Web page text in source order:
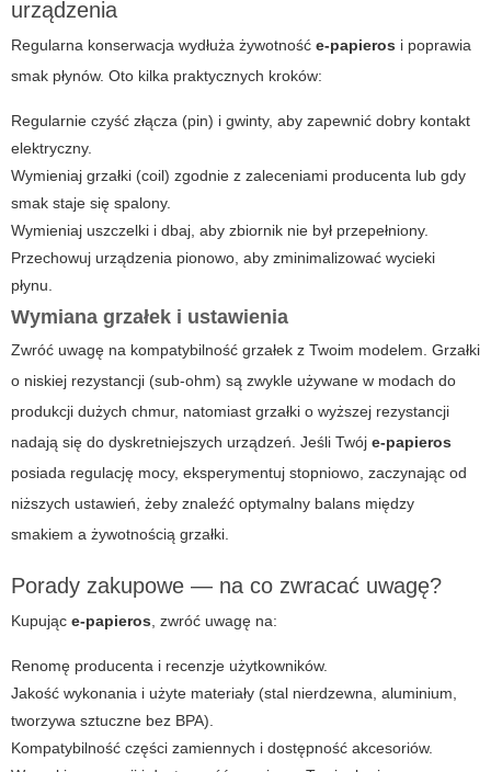
urządzenia
Regularna konserwacja wydłuża żywotność e-papieros i poprawia
smak płynów. Oto kilka praktycznych kroków:
Regularnie czyść złącza (pin) i gwinty, aby zapewnić dobry kontakt
elektryczny.
Wymieniaj grzałki (coil) zgodnie z zaleceniami producenta lub gdy
smak staje się spalony.
Wymieniaj uszczelki i dbaj, aby zbiornik nie był przepełniony.
Przechowuj urządzenia pionowo, aby zminimalizować wycieki
płynu.
Wymiana grzałek i ustawienia
Zwróć uwagę na kompatybilność grzałek z Twoim modelem. Grzałki
o niskiej rezystancji (sub-ohm) są zwykle używane w modach do
produkcji dużych chmur, natomiast grzałki o wyższej rezystancji
nadają się do dyskretniejszych urządzeń. Jeśli Twój e-papieros
posiada regulację mocy, eksperymentuj stopniowo, zaczynając od
niższych ustawień, żeby znaleźć optymalny balans między
smakiem a żywotnością grzałki.
Porady zakupowe — na co zwracać uwagę?
Kupując e-papieros , zwróć uwagę na:
Renomę producenta i recenzje użytkowników.
Jakość wykonania i użyte materiały (stal nierdzewna, aluminium,
tworzywa sztuczne bez BPA).
Kompatybilność części zamiennych i dostępność akcesoriów.